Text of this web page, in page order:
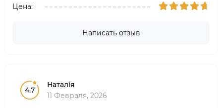
Цена:
Написать отзыв
4.7
Наталія
11 Февраля, 2026